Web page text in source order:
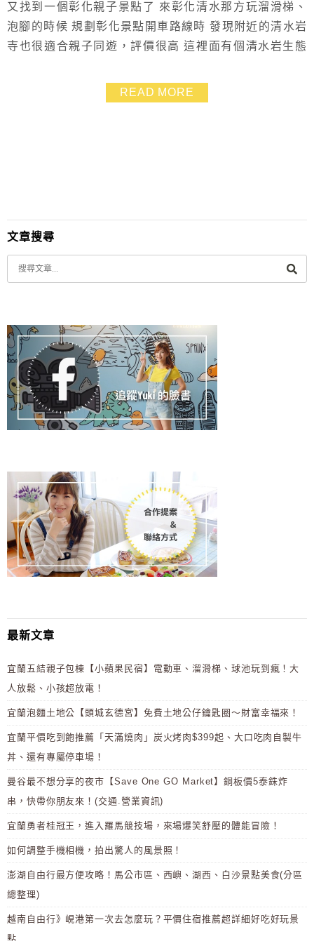
又找到一個彰化親子景點了 來彰化清水那方玩溜滑梯、
泡腳的時候 規劃彰化景點開車路線時 發現附近的清水岩
寺也很適合親子同遊，評價很高 這裡面有個清水岩生態
悠，庭園造景十分漂亮， 優美古典的古蹟建築 讓人就像
搭上時光機回到過去 巨型佛珠、巨型開運錢幣、甘露泉
READ MORE
文章搜尋
最新文章
宜蘭五結親子包棟【小蘋果民宿】電動車、溜滑梯、球池玩到瘋！大
人放鬆、小孩超放電！
宜蘭泡麵土地公【頭城玄德宮】免費土地公仔鑰匙圈～財富幸福來！
宜蘭平價吃到飽推薦「天滿燒肉」炭火烤肉$399起、大口吃肉自製牛
丼、還有專屬停車場！
曼谷最不想分享的夜市【Save One GO Market】銅板價5泰銖炸
串，快帶你朋友來！(交通.營業資訊)
宜蘭勇者桂冠王，進入羅馬競技場，來場爆笑舒壓的體能冒險！
如何調整手機相機，拍出驚人的風景照！
澎湖自由行最方便攻略！馬公市區、西嶼、湖西、白沙景點美食(分區
總整理)
越南自由行》峴港第一次去怎麼玩？平價住宿推薦超詳細好吃好玩景
點